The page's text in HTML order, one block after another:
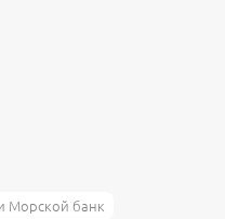
Морской банк